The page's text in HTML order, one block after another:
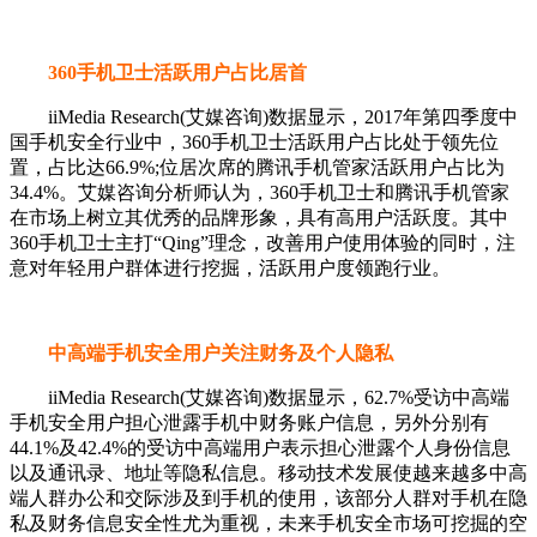
360手机卫士活跃用户占比居首
iiMedia Research(艾媒咨询)数据显示，2017年第四季度中
国手机安全行业中，360手机卫士活跃用户占比处于领先位
置，占比达66.9%;位居次席的腾讯手机管家活跃用户占比为
34.4%。艾媒咨询分析师认为，360手机卫士和腾讯手机管家
在市场上树立其优秀的品牌形象，具有高用户活跃度。其中
360手机卫士主打“Qing”理念，改善用户使用体验的同时，注
意对年轻用户群体进行挖掘，活跃用户度领跑行业。
中高端手机安全用户关注财务及个人隐私
iiMedia Research(艾媒咨询)数据显示，62.7%受访中高端
手机安全用户担心泄露手机中财务账户信息，另外分别有
44.1%及42.4%的受访中高端用户表示担心泄露个人身份信息
以及通讯录、地址等隐私信息。移动技术发展使越来越多中高
端人群办公和交际涉及到手机的使用，该部分人群对手机在隐
私及财务信息安全性尤为重视，未来手机安全市场可挖掘的空